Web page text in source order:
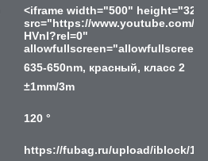
<iframe width="500" height="320"
src="https://www.youtube.com/
HVnI?rel=0"
635-650nm, красный, класс 2
±1mm/3m
120 °
https://fubag.ru/upload/iblock/